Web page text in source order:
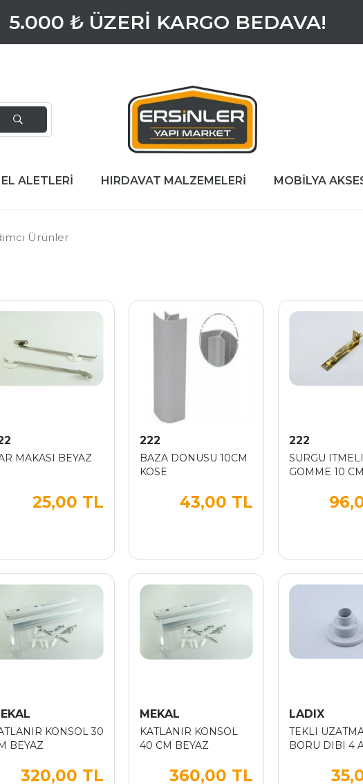
5.000 ₺ ÜZERİ KARGO BEDAVA!
ALETLERİ HIRDAVAT MALZEMELERİ MOBİLYA
Ürünler
MAKASI BEYAZ
25,00 TL
222
BAZA DONUSU 10CM
KOSE
43,00 TL
222
SURGU ITMELI
GOMME 10
KONSOL 30
BEYAZ
320,00 TL
MEKAL
KATLANIR KONSOL
40 CM BEYAZ
360,00 TL
LADIX
TEKLI
BORU DIBI 4